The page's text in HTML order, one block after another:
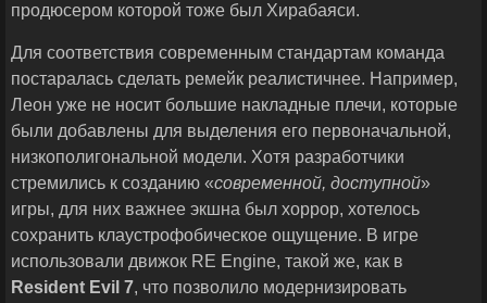
продюсером которой тоже был Хирабаяси.
Для соответствия современным стандартам команда
постаралась сделать ремейк реалистичнее. Например,
Леон уже не носит большие накладные плечи, которые
были добавлены для выделения его первоначальной,
низкополигональной модели. Хотя разработчики
стремились к созданию «современной, доступной»
игры, для них важнее экшна был хоррор, хотелось
сохранить клаустрофобическое ощущение. В игре
использовали движок RE Engine, такой же, как в
Resident Evil 7, что позволило модернизировать